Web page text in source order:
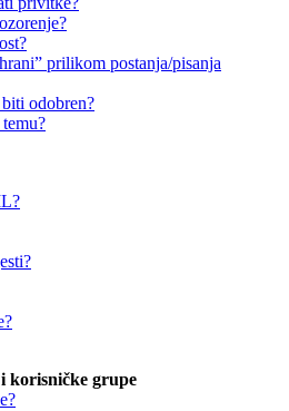
prilikom postanja/pisanja
odobren?
korisničke grupe